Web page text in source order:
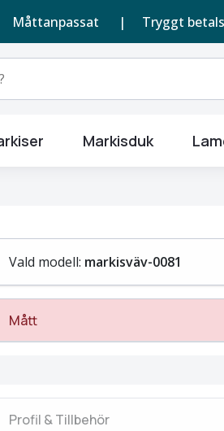
Måttanpassat | Tryggt
Markisduk
Vald modell: markisväv-0081
Mått
Profil & Tillbehör